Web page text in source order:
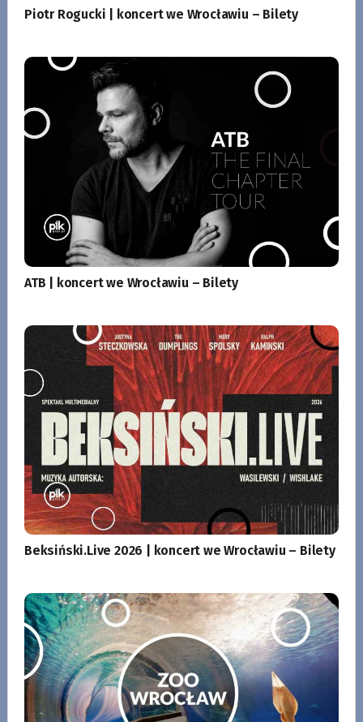
Piotr Rogucki | koncert we Wrocławiu – Bilety
ATB | koncert we Wrocławiu – Bilety
Beksiński.Live 2026 | koncert we Wrocławiu – Bilety